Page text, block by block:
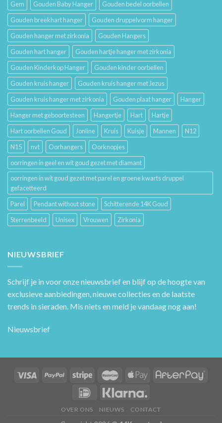
Gem
Gouden Baby Hanger
Gouden bedel oorbellen
Gouden breekhart hanger
Gouden druppelvorm hanger
Gouden hanger met zirkonia
Gouden Hangers
Gouden hart hanger
Gouden hartje hanger met zirkonia
Gouden Kinderkop Hanger
Gouden kinder oorbellen
Gouden kruis hanger
Gouden kruis hanger met Jezus
Gouden kruis hanger met zirkonia
Gouden plaat hanger
Hanger
Hanger met geboortesteen
Hangertje Hart
Hartje
Hart oorbellen Goud
Jonline Kruis Kuisje Mannen
N12
N15
nvt Oorhangers
Oorknopjes
oorringen in geel en wit goud gezet met diamant
oorringen in wit goud gezet met parel en groene kwarts druppel
gefacetteerd
Parel
Pendant without stone
Schitterende 14K Goud
Sterrenbeeld
Unisex Vrouwen Zirkonia
NIEUWSBRIEF
Schrijf je in voor onze nieuwsbrief en blijf op de hoogte van
exclusieve aanbiedingen, nieuwe collecties en de laatste
trends in sieraden. Mis niets en meld je vandaag nog aan!
Nieuwsbrief
OVER ONS NIEUWS CONTACT